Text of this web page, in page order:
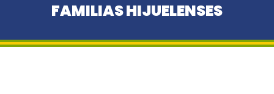
FAMILIAS HIJUELENSES